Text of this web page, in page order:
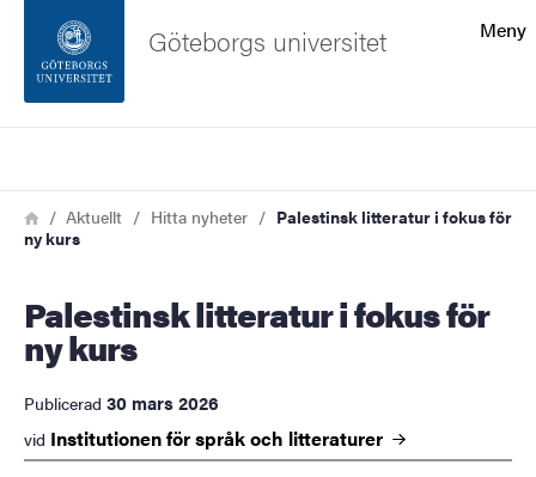
Sidfoten
Om webbplatsen
Meny
Göteborgs universitet
Länkstig
HemAktuellt Hitta nyheter
Palestinsk litteratur i fokus för
ny kurs
Palestinsk litteratur i fokus för
ny kurs
Publicerad 30 mars 2026
vid Institutionen för språk och litteraturer